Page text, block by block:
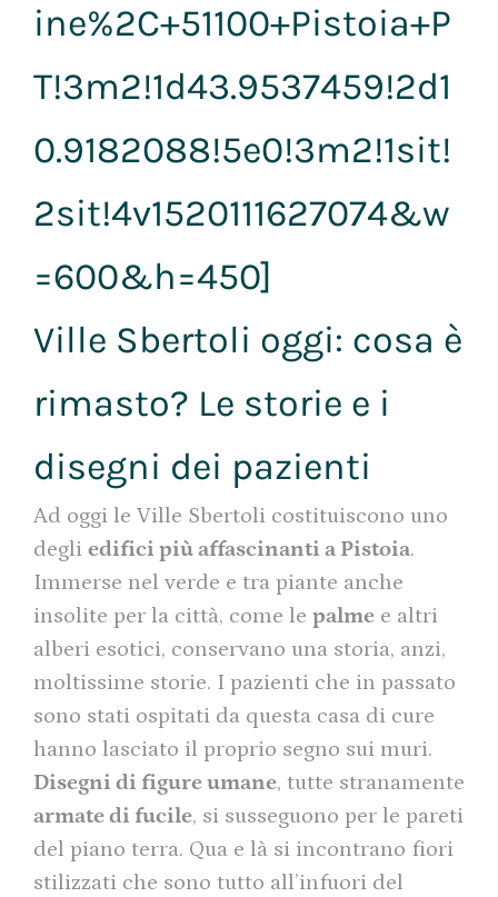
ine%2C+51100+Pistoia+P
T!3m2!1d43.9537459!2d1
0.9182088!5e0!3m2!1sit!
2sit!4v1520111627074&w
=600&h=450]
Ville Sbertoli oggi: cosa è
rimasto? Le storie e i
disegni dei pazienti
Ad oggi le Ville Sbertoli costituiscono uno
degli edifici più affascinanti a Pistoia.
Immerse nel verde e tra piante anche
insolite per la città, come le palme e altri
alberi esotici, conservano una storia, anzi,
moltissime storie. I pazienti che in passato
sono stati ospitati da questa casa di cure
hanno lasciato il proprio segno sui muri.
Disegni di figure umane, tutte stranamente
armate di fucile, si susseguono per le pareti
del piano terra. Qua e là si incontrano fiori
stilizzati che sono tutto all’infuori del